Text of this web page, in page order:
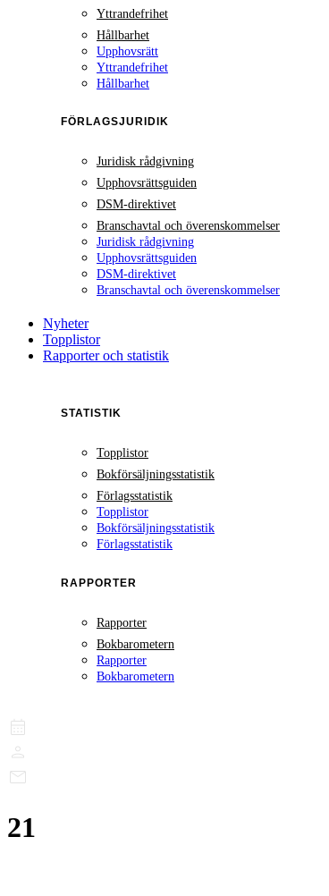
Yttrandefrihet
Hållbarhet
Upphovsrätt
Yttrandefrihet
Hållbarhet
FÖRLAGSJURIDIK
Juridisk rådgivning
Upphovsrättsguiden
DSM-direktivet
Branschavtal och överenskommelser
Juridisk rådgivning
Upphovsrättsguiden
DSM-direktivet
Branschavtal och överenskommelser
Nyheter
Topplistor
Rapporter och statistik
STATISTIK
Topplistor
Bokförsäljningsstatistik
Förlagsstatistik
Topplistor
Bokförsäljningsstatistik
Förlagsstatistik
RAPPORTER
Rapporter
Bokbarometern
Rapporter
Bokbarometern
21